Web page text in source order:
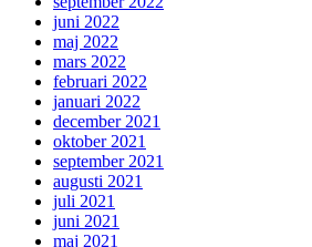
juni 2022
maj 2022
mars 2022
februari 2022
januari 2022
december 2021
oktober 2021
september 2021
augusti 2021
juli 2021
juni 2021
maj 2021